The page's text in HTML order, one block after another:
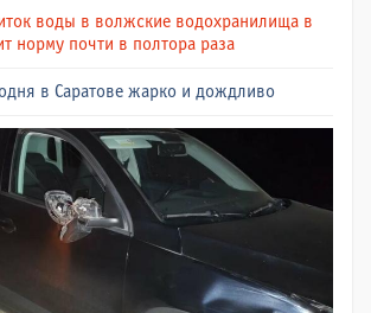
воды в волжские водохранилища в
норму почти в полтора раза
в Саратове жарко и дождливо